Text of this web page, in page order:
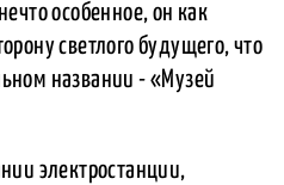
особенное, он как
светлого будущего, что
названии - «Музей
электростанции,